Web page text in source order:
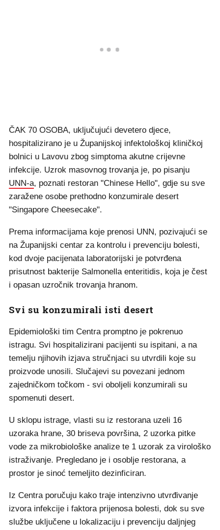
ČAK 70 OSOBA, uključujući devetero djece,
hospitalizirano je u Županijskoj infektološkoj kliničkoj
bolnici u Lavovu zbog simptoma akutne crijevne
infekcije. Uzrok masovnog trovanja je, po pisanju
UNN-a, poznati restoran "Chinese Hello", gdje su sve
zaražene osobe prethodno konzumirale desert
"Singapore Cheesecake".
Prema informacijama koje prenosi UNN, pozivajući se
na Županijski centar za kontrolu i prevenciju bolesti,
kod dvoje pacijenata laboratorijski je potvrđena
prisutnost bakterije Salmonella enteritidis, koja je čest
i opasan uzročnik trovanja hranom.
Svi su konzumirali isti desert
Epidemiološki tim Centra promptno je pokrenuo
istragu. Svi hospitalizirani pacijenti su ispitani, a na
temelju njihovih izjava stručnjaci su utvrdili koje su
proizvode unosili. Slučajevi su povezani jednom
zajedničkom točkom - svi oboljeli konzumirali su
spomenuti desert.
U sklopu istrage, vlasti su iz restorana uzeli 16
uzoraka hrane, 30 briseva površina, 2 uzorka pitke
vode za mikrobiološke analize te 1 uzorak za virološko
istraživanje. Pregledano je i osoblje restorana, a
prostor je sinoć temeljito dezinficiran.
Iz Centra poručuju kako traje intenzivno utvrđivanje
izvora infekcije i faktora prijenosa bolesti, dok su sve
službe uključene u lokalizaciju i prevenciju daljnjeg